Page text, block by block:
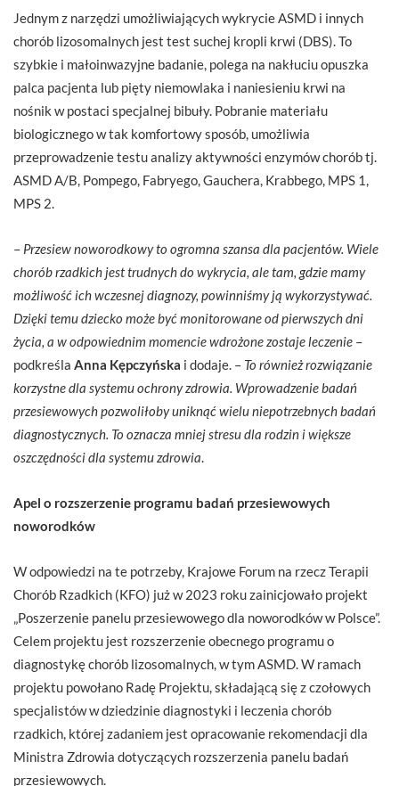
Jednym z narzędzi umożliwiających wykrycie ASMD i innych
chorób lizosomalnych jest test suchej kropli krwi (DBS). To
szybkie i małoinwazyjne badanie, polega na nakłuciu opuszka
palca pacjenta lub pięty niemowlaka i naniesieniu krwi na
nośnik w postaci specjalnej bibuły. Pobranie materiału
biologicznego w tak komfortowy sposób, umożliwia
przeprowadzenie testu analizy aktywności enzymów chorób tj.
ASMD A/B, Pompego, Fabryego, Gauchera, Krabbego, MPS 1,
MPS 2.
– Przesiew noworodkowy to ogromna szansa dla pacjentów. Wiele
chorób rzadkich jest trudnych do wykrycia, ale tam, gdzie mamy
możliwość ich wczesnej diagnozy, powinniśmy ją wykorzystywać.
Dzięki temu dziecko może być monitorowane od pierwszych dni
życia, a w odpowiednim momencie wdrożone zostaje leczenie –
podkreśla Anna Kępczyńska i dodaje. – To również rozwiązanie
korzystne dla systemu ochrony zdrowia. Wprowadzenie badań
przesiewowych pozwoliłoby uniknąć wielu niepotrzebnych badań
diagnostycznych. To oznacza mniej stresu dla rodzin i większe
oszczędności dla systemu zdrowia
Apel o rozszerzenie programu badań przesiewowych
noworodków
W odpowiedzi na te potrzeby, Krajowe Forum na rzecz Terapii
Chorób Rzadkich (KFO) już w 2023 roku zainicjowało projekt
„Poszerzenie panelu przesiewowego dla noworodków w Polsce”.
Celem projektu jest rozszerzenie obecnego programu o
diagnostykę chorób lizosomalnych, w tym ASMD. W ramach
projektu powołano Radę Projektu, składającą się z czołowych
specjalistów w dziedzinie diagnostyki i leczenia chorób
rzadkich, której zadaniem jest opracowanie rekomendacji dla
Ministra Zdrowia dotyczących rozszerzenia panelu badań
przesiewowych.